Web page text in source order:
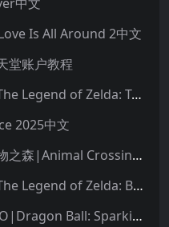
Is All Around 2中文
堂账户教程
塞尔达传说：王国之泪|The Legend of Zelda: Tears of the Kingdom中文
2025中文
集合啦！动物森友会|动物之森|Animal Crossing: New Horizons中文
塞尔达传说：旷野之息|The Legend of Zelda: Breath of the Wild中文
七龙珠：电光炸裂！ZERO|Dragon Ball: Sparking! Zero中文